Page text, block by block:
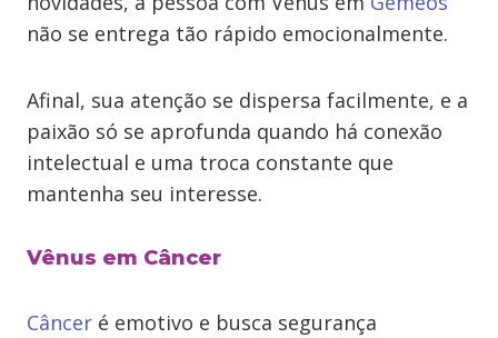
não se entrega tão rápido emocionalmente.
Afinal, sua atenção se dispersa facilmente, e a
paixão só se aprofunda quando há conexão
intelectual e uma troca constante que
mantenha seu interesse.
Vênus em Câncer
Câncer é emotivo e busca segurança